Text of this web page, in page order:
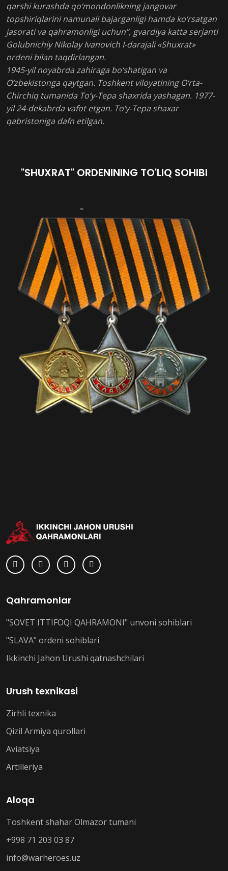
qarshi kurashda qo‘mondonlikning jangovar
topshiriqlarini namunali bajarganligi hamda ko‘rsatgan
jasorati va qahramonligi uchun”, gvardiya katta serjanti
Golubnichiy Nikolay Ivanovich I-darajali «Shuxrat»
ordeni bilan taqdirlangan.
1945-yil noyabrda zahiraga bo‘shatigan va
O‘zbekistonga qaytgan. Toshkent viloyatining O‘rta-
Chirchiq tumanida To‘y-Tepa shaxrida yashagan. 1977-
yil 24-dekabrda vafot etgan. To‘y-Tepa shaxar
qabristoniga dafn etilgan.
"SHUXRAT" ORDENINING TO'LIQ SOHIBI
Qahramonlar
"SOVET ITTIFOQI QAHRAMONI" unvoni sohiblari
"SLAVA" ordeni sohiblari
Ikkinchi Jahon Urushi qatnashchilari
Urush texnikasi
Zirhli texnika
Qizil Armiya qurollari
Aviatsiya
Artilleriya
Aloqa
Toshkent shahar Olmazor tumani
+998 71 203 03 87
info@warheroes.uz